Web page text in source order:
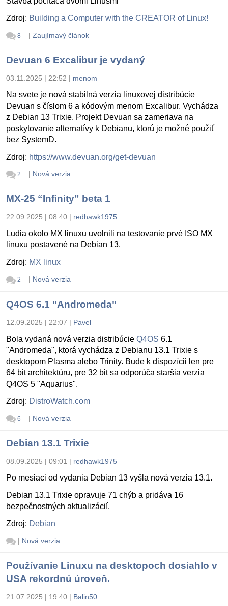
Zdroj: Building a Computer with the CREATOR of Linux!
8 | Zaujímavý článok
Devuan 6 Excalibur je vydaný
03.11.2025 | 22:52 | menom
Na svete je nová stabilná verzia linuxovej distribúcie
Devuan s číslom 6 a kódovým menom Excalibur. Vychádza
z Debian 13 Trixie. Projekt Devuan sa zameriava na
poskytovanie alternatívy k Debianu, ktorú je možné použiť
bez SystemD.
Zdroj: https://www.devuan.org/get-devuan
2 | Nová verzia
MX-25 “Infinity” beta 1
22.09.2025 | 08:40 | redhawk1975
Ludia okolo MX linuxu uvolnili na testovanie prvé ISO MX
linuxu postavené na Debian 13.
Zdroj: MX linux
2 | Nová verzia
Q4OS 6.1 "Andromeda"
12.09.2025 | 22:07 | Pavel
Bola vydaná nová verzia distribúcie Q4OS 6.1
"Andromeda", ktorá vychádza z Debianu 13.1 Trixie s
desktopom Plasma alebo Trinity. Bude k dispozícii len pre
64 bit architektúru, pre 32 bit sa odporúča staršia verzia
Q4OS 5 "Aquarius".
Zdroj: DistroWatch.com
6 | Nová verzia
Debian 13.1 Trixie
08.09.2025 | 09:01 | redhawk1975
Po mesiaci od vydania Debian 13 vyšla nová verzia 13.1.
Debian 13.1 Trixie opravuje 71 chýb a pridáva 16
bezpečnostných aktualizácií.
Zdroj: Debian
| Nová verzia
Používanie Linuxu na desktopoch dosiahlo v
USA rekordnú úroveň.
21.07.2025 | 19:40 | Balin50